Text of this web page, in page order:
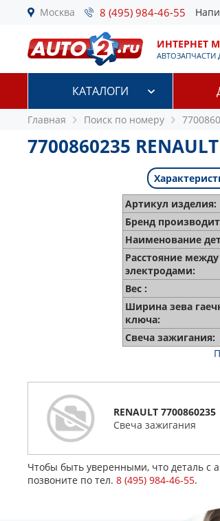
Москва 8 (495) 984-46-55
ИНТЕРНЕТ
КАТАЛОГИ
Главная Поиск по номеру
7700860235
Артикул изделия:
Бренд
Наименование
Расстояние между
электродами:
Вес :
Ширина зева
ключа:
Свеча зажигания:
RENAULT 7700860235
Свеча зажигания
Чтобы быть уверенными, что деталь с
позвоните по тел. 8 (495) 984-46-55.